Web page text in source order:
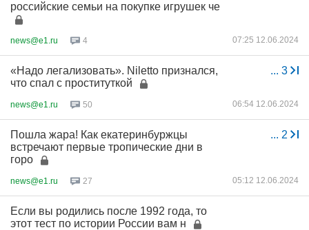
российские семьи на покупке игрушек че
news@e1.ru 4 07:25 12.06.2024
... 3
«Надо легализовать». Niletto признался,
что спал с проституткой
news@e1.ru 50 06:54 12.06.2024
... 2
Пошла жара! Как екатеринбуржцы
встречают первые тропические дни в
горо
news@e1.ru 27 05:12 12.06.2024
Если вы родились после 1992 года, то
этот тест по истории России вам н